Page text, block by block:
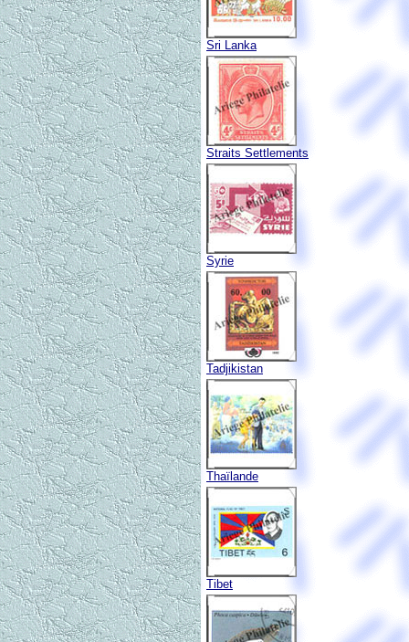
Sri Lanka
Straits Settlements
Syrie
Tadjikistan
Thaïlande
Tibet